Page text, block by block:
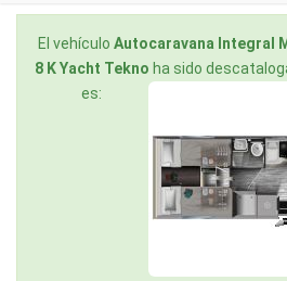
El vehículo Autocaravana Integral
8 K Yacht Tekno ha sido
es: